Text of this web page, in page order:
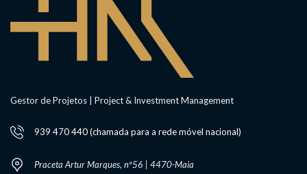
Gestor de Projetos | Project & Investment Management
939 470 440 (chamada para a rede móvel nacional)
Praceta Artur Marques, nº56 | 4470-Maia